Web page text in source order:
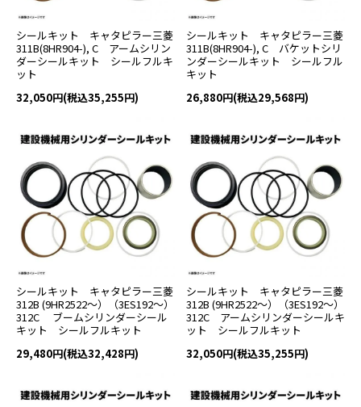
シールキット キャタピラー三菱
311B(8HR904-), C アームシリン
ダーシールキット シールフルキ
ット
32,050円(税込35,255円)
シールキット キャタピラー三菱
311B(8HR904-), C バケットシリ
ンダーシールキット シールフル
キット
26,880円(税込29,568円)
シールキット キャタピラー三菱
312B (9HR2522～）（3ES192～）
312C ブームシリンダーシール
キット シールフルキット
29,480円(税込32,428円)
シールキット キャタピラー三菱
312B (9HR2522～）（3ES192～）
312C アームシリンダーシールキ
ット シールフルキット
32,050円(税込35,255円)